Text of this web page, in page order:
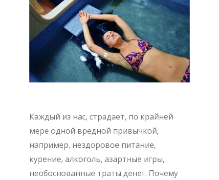
Каждый из нас, страдает, по крайней
мере одной вредной привычкой,
например, нездоровое питание,
курение, алкоголь, азартные игры,
необоснованные траты денег. Почему